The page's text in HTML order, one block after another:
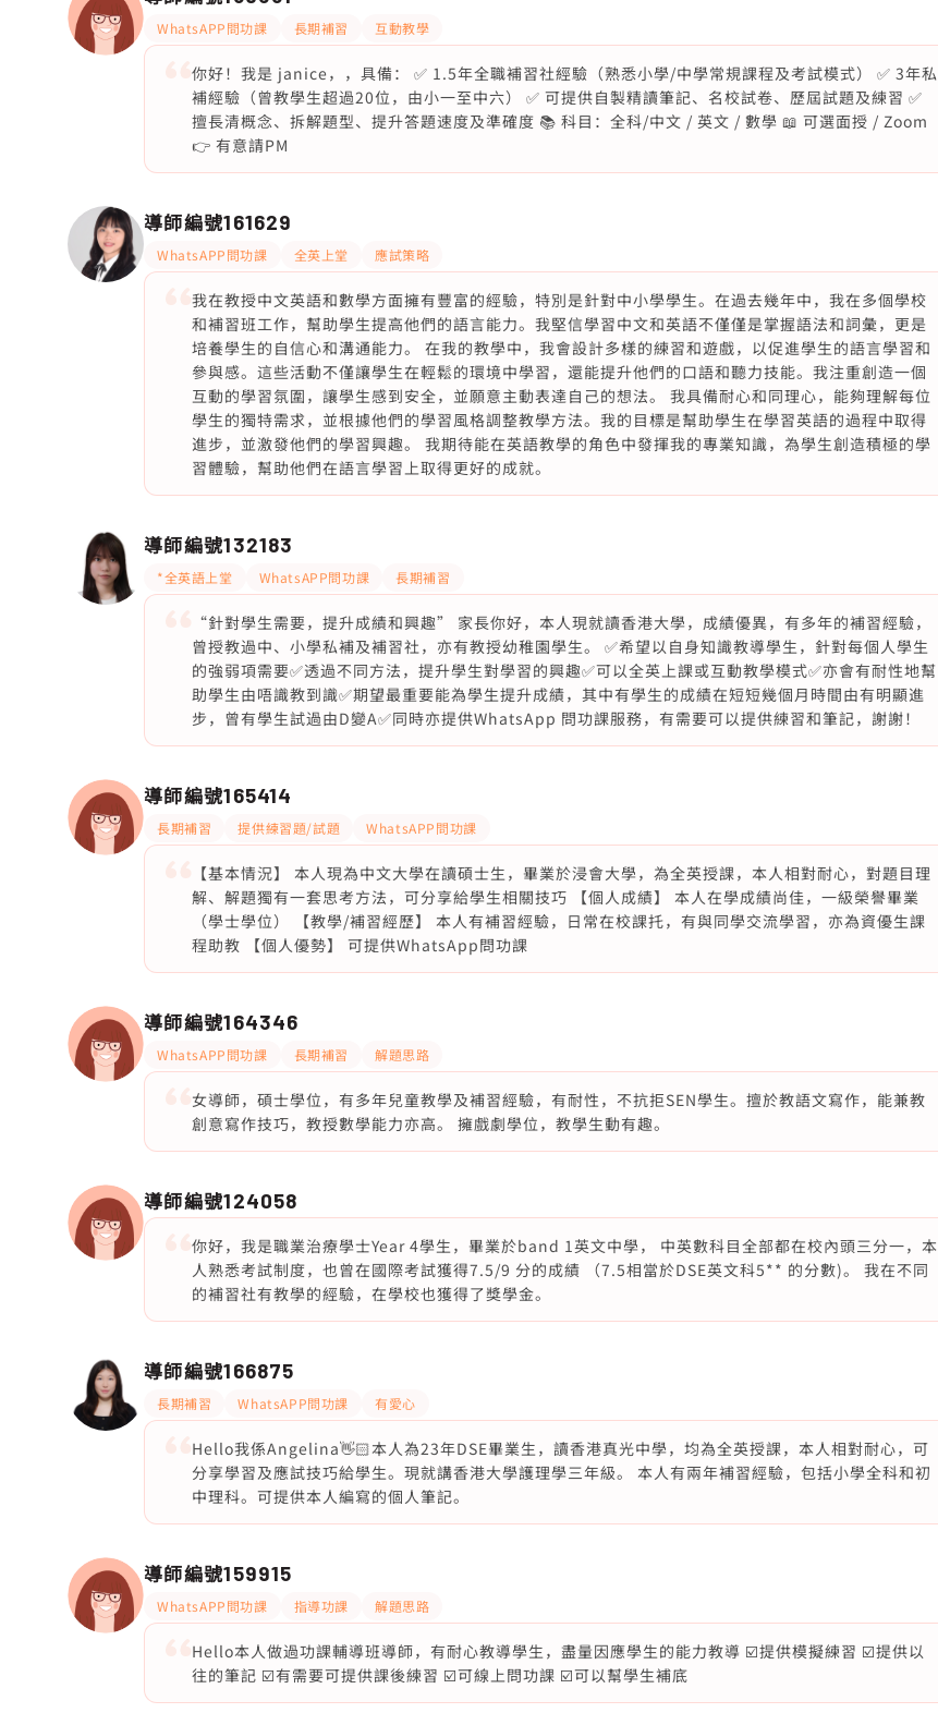
WhatsAPP問功課 長期補習 互動教學
你好！我是 janice，，具備： ✅ 1.5年全職補習社經驗（熟悉小學/中學常規課程及考試模式） ✅ 3年私
補經驗（曾教學生超過20位，由小一至中六） ✅ 可提供自製精讀筆記、名校試卷、歷屆試題及練習 ✅
擅長清概念、拆解題型、提升答題速度及準確度 📚 科目：全科/中文 / 英文 / 數學 📖 可選面授 / Zoom
👉 有意請PM
導師編號161629
WhatsAPP問功課 全英上堂 應試策略
我在教授中文英語和數學方面擁有豐富的經驗，特別是針對中小學學生。在過去幾年中，我在多個學校
和補習班工作，幫助學生提高他們的語言能力。我堅信學習中文和英語不僅僅是掌握語法和詞彙，更是
培養學生的自信心和溝通能力。 在我的教學中，我會設計多樣的練習和遊戲，以促進學生的語言學習和
參與感。這些活動不僅讓學生在輕鬆的環境中學習，還能提升他們的口語和聽力技能。我注重創造一個
互動的學習氛圍，讓學生感到安全，並願意主動表達自己的想法。 我具備耐心和同理心，能夠理解每位
學生的獨特需求，並根據他們的學習風格調整教學方法。我的目標是幫助學生在學習英語的過程中取得
進步，並激發他們的學習興趣。 我期待能在英語教學的角色中發揮我的專業知識，為學生創造積極的學
習體驗，幫助他們在語言學習上取得更好的成就。
導師編號132183
*全英語上堂 WhatsAPP問功課 長期補習
“針對學生需要，提升成績和興趣” 家長你好，本人現就讀香港大學，成績優異，有多年的補習經驗，
曾授教過中、小學私補及補習社，亦有教授幼稚園學生。 ✅希望以自身知識教導學生，針對每個人學生
的強弱項需要✅透過不同方法，提升學生對學習的興趣✅可以全英上課或互動教學模式✅亦會有耐性地幫
助學生由唔識教到識✅期望最重要能為學生提升成績，其中有學生的成績在短短幾個月時間由有明顯進
步，曾有學生試過由D變A✅同時亦提供WhatsApp 問功課服務，有需要可以提供練習和筆記，謝謝！
導師編號165414
長期補習 提供練習題/試題 WhatsAPP問功課
【基本情況】 本人現為中文大學在讀碩士生，畢業於浸會大學，為全英授課，本人相對耐心，對題目理
解、解題獨有一套思考方法，可分享給學生相關技巧 【個人成績】 本人在學成績尚佳，一級榮譽畢業
（學士學位） 【教學/補習經歷】 本人有補習經驗，日常在校課托，有與同學交流學習，亦為資優生課
程助教 【個人優勢】 可提供WhatsApp問功課
導師編號164346
WhatsAPP問功課 長期補習 解題思路
女導師，碩士學位，有多年兒童教學及補習經驗，有耐性，不抗拒SEN學生。擅於教語文寫作，能兼教
創意寫作技巧，教授數學能力亦高。 擁戲劇學位，教學生動有趣。
導師編號124058
你好，我是職業治療學士Year 4學生，畢業於band 1英文中學， 中英數科目全部都在校內頭三分一，本
人熟悉考試制度，也曾在國際考試獲得7.5/9 分的成績 （7.5相當於DSE英文科5** 的分數)。 我在不同
的補習社有教學的經驗，在學校也獲得了獎學金。
導師編號166875
長期補習 WhatsAPP問功課 有愛心
Hello我係Angelina👋🏻本人為23年DSE畢業生，讀香港真光中學，均為全英授課，本人相對耐心，可
分享學習及應試技巧給學生。現就講香港大學護理學三年級。 本人有兩年補習經驗，包括小學全科和初
中理科。可提供本人編寫的個人筆記。
導師編號159915
WhatsAPP問功課 指導功課 解題思路
Hello本人做過功課輔導班導師，有耐心教導學生，盡量因應學生的能力教導 ☑️提供模擬練習 ☑️提供以
往的筆記 ☑️有需要可提供課後練習 ☑️可線上問功課 ☑️可以幫學生補底